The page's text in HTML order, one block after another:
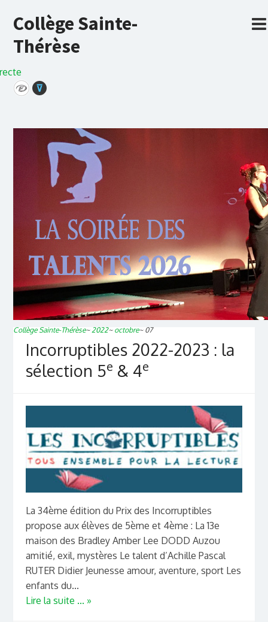
Collège Sainte-
Thérèse
⊽
Collège Sainte-Thérèse~ 2022~ octobre~ 07
Incorruptibles 2022-2023 : la
sélection 5e & 4e
La 34ème édition du Prix des Incorruptibles
propose aux élèves de 5ème et 4ème : La 13e
maison des Bradley Amber Lee DODD Auzou
amitié, exil, mystères Le talent d’Achille Pascal
RUTER Didier Jeunesse amour, aventure, sport Les
enfants du...
Lire la suite ... »